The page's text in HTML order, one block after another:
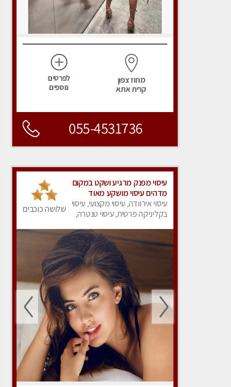
מחוז צפון
קרית אתא
לפרטים
נוספים
055-4531736
עיסוי מפנק מרגיע ושקט במקום
מדהים עיסוי מושקע מאוד
עיסוי אירוודה, עיסוי מקצועי, עיסוי
בקליניקה פרטית, עיסוי טנטרה,
שלושה כוכבים